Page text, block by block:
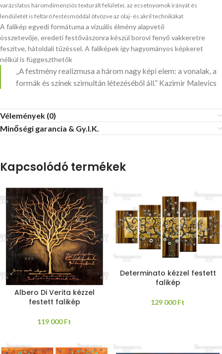
varázslatos háromdimenziós texturált felületei, az ecsetnyomok irányát és
lendületét is feltáró festésmóddal ötvözve az olaj- és akril technikákat
A falikép egyedi formátuma a vizuális élmény alapvető
összetevője, eredeti festővászonra készül borovi fenyő vakkeretre
feszítve, hátoldali tűzéssel. A faliképek így hagyományos képkeret
nélkül is függeszthetők
„A festmény realizmusa a három nagy képi elem: a vonalak, a
formák és színek szimultán létezéséből áll.” Kazimir Malevics
Vélemények (0)
Minőségi garancia & Gy.I.K.
Kapcsolódó termékek
Albero Di Verita kézzel
festett falikép
119 000Ft
Determinato kézzel festett
falikép
129 000Ft